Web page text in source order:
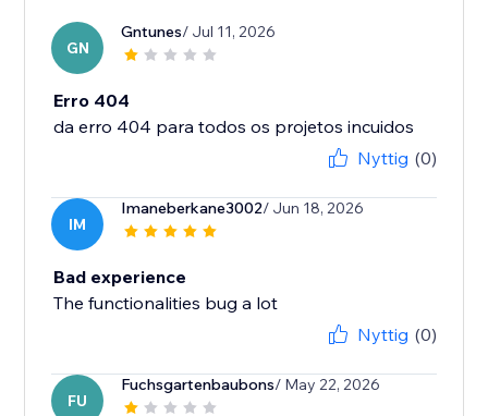
GN
Gntunes/ Jul 11, 2026
Erro 404
da erro 404 para todos os projetos incuidos
Nyttig (0)
IM
Imaneberkane3002/ Jun 18, 2026
Bad experience
The functionalities bug a lot
Nyttig (0)
FU
Fuchsgartenbaubons/ May 22, 2026